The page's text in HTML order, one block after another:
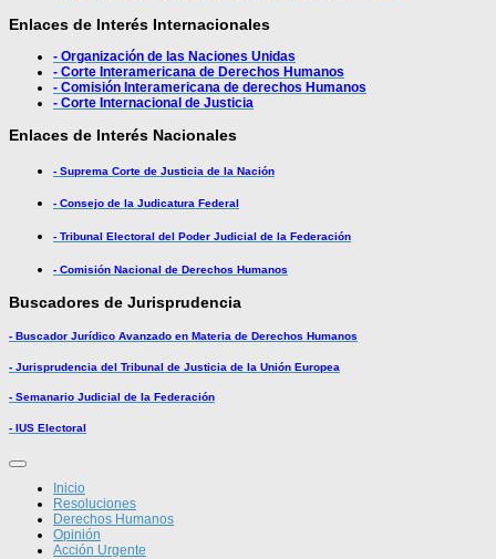
Enlaces de Interés Internacionales
- Organización de las Naciones Unidas
- Corte Interamericana de Derechos Humanos
- Comisión Interamericana de derechos Humanos
- Corte Internacional de Justicia
Enlaces de Interés Nacionales
- Suprema Corte de Justicia de la Nación
- Consejo de la Judicatura Federal
- Tribunal Electoral del Poder Judicial de la Federación
- Comisión Nacional de Derechos Humanos
Buscadores de Jurisprudencia
- Buscador Jurídico Avanzado en Materia de Derechos Humanos
- Jurisprudencia del Tribunal de Justicia de la Unión Europea
- Semanario Judicial de la Federación
- IUS Electoral
Inicio
Resoluciones
Derechos Humanos
Opinión
Acción Urgente